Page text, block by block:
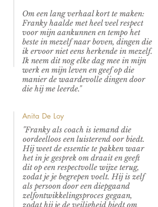
Om een lang verhaal kort te maken:
Franky haalde met heel veel respect
voor mijn aankunnen en tempo het
beste in mezelf naar boven, dingen die
ik ervoor niet eens herkende in mezelf.
Ik neem dit nog elke dag mee in mijn
werk en mijn leven en geef op die
manier de waardevolle dingen door
die hij me leerde."
Anita De Loy
"Franky als coach is iemand die
oordeelloos een luisterend oor biedt.
Hij weet de essentie te pakken waar
het in je gesprek om draait en geeft
dit op een respectvolle wijze terug,
zodat je je begrepen voelt. Hij is zelf
als persoon door een diepgaand
zelfontwikkelingsproces gegaan,
zodat hij je de veiligheid biedt om